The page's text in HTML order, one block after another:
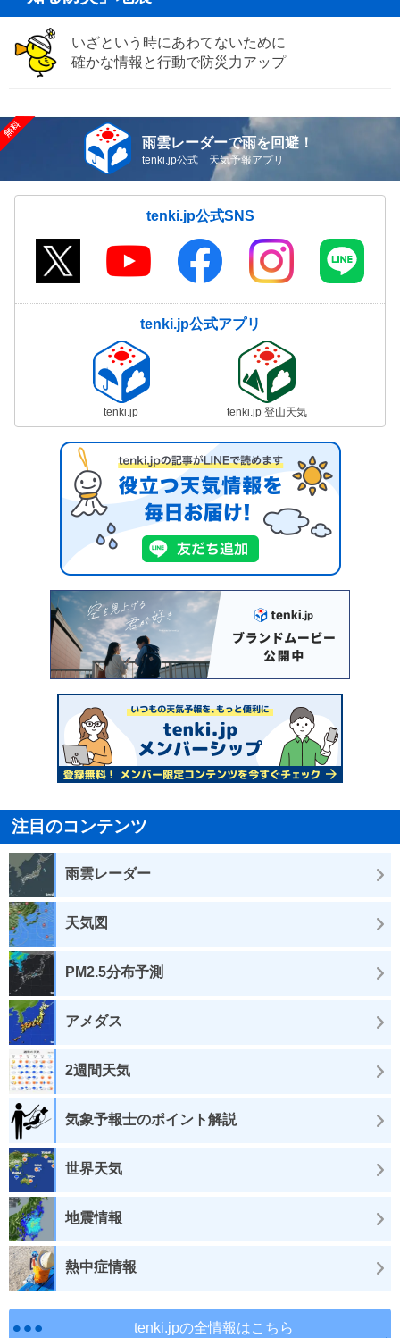
いざという時にあわてないために
確かな情報と行動で防災力アップ
雨雲レーダーで雨を回避！
tenki.jp公式 天気予報アプリ
tenki.jp公式SNS
tenki.jp公式アプリ
tenki.jp tenki.jp 登山天気
注目のコンテンツ
雨雲レーダー
天気図
PM2.5分布予測
アメダス
2週間天気
気象予報士のポイント解説
世界天気
地震情報
熱中症情報
tenki.jpの全情報はこちら